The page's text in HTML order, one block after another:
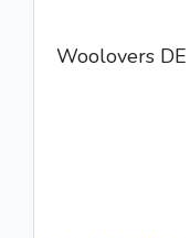
Woolovers DE